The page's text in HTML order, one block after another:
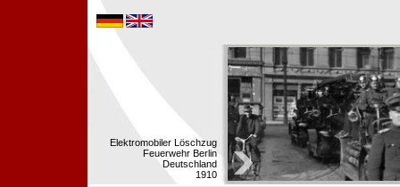
Elektromobiler Löschzug
Feuerwehr Berlin
Deutschland
1910